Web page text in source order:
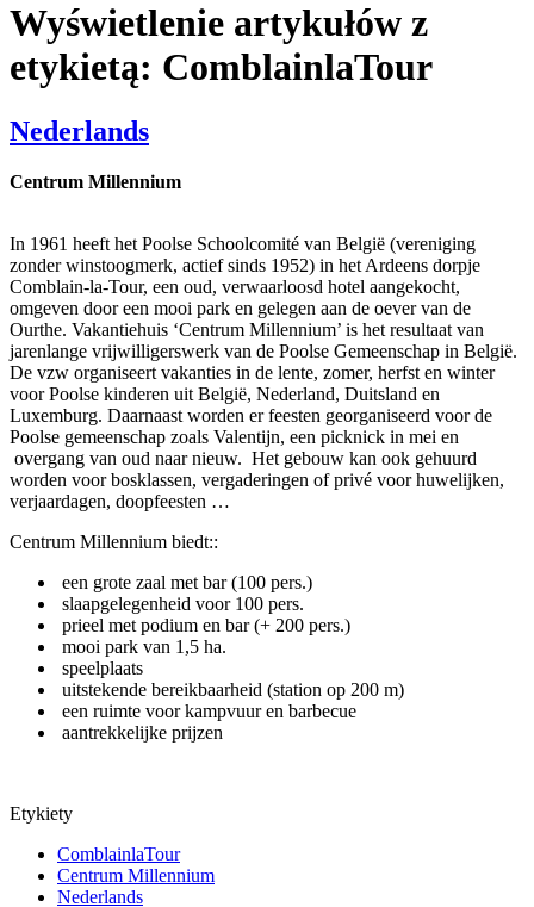
Wyświetlenie artykułów z
etykietą: ComblainlaTour
Nederlands
Centrum Millennium
In 1961 heeft het Poolse Schoolcomité van België (vereniging
zonder winstoogmerk, actief sinds 1952) in het Ardeens dorpje
Comblain-la-Tour, een oud, verwaarloosd hotel aangekocht,
omgeven door een mooi park en gelegen aan de oever van de
Ourthe. Vakantiehuis ‘Centrum Millennium’ is het resultaat van
jarenlange vrijwilligerswerk van de Poolse Gemeenschap in België.
De vzw organiseert vakanties in de lente, zomer, herfst en winter
voor Poolse kinderen uit België, Nederland, Duitsland en
Luxemburg. Daarnaast worden er feesten georganiseerd voor de
Poolse gemeenschap zoals Valentijn, een picknick in mei en
overgang van oud naar nieuw. Het gebouw kan ook gehuurd
worden voor bosklassen, vergaderingen of privé voor huwelijken,
verjaardagen, doopfeesten …
Centrum Millennium biedt::
een grote zaal met bar (100 pers.)
slaapgelegenheid voor 100 pers.
prieel met podium en bar (+ 200 pers.)
mooi park van 1,5 ha.
speelplaats
uitstekende bereikbaarheid (station op 200 m)
een ruimte voor kampvuur en barbecue
aantrekkelijke prijzen
Etykiety
ComblainlaTour
Centrum Millennium
Nederlands